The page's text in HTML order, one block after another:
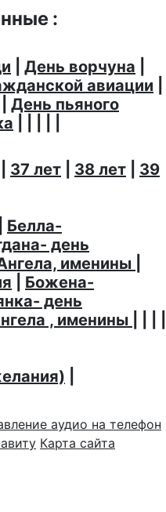
:
День ворчуна
авиации
День пьяного
37 лет 38 лет
39
Белла-
день
именины
Божена-
день
, именины
Карта сайта